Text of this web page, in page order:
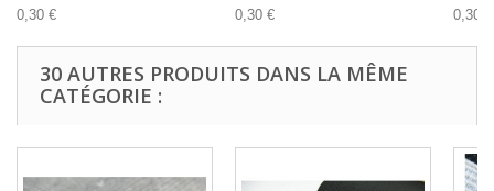
0,30 €
0,30 €
0,30 €
30 AUTRES PRODUITS DANS LA MÊME
CATÉGORIE :